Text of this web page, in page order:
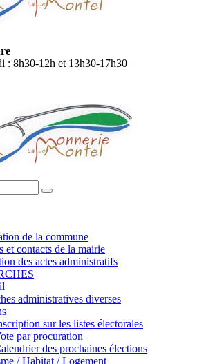
: 8h30-12h et 13h30-17h30
de la commune
et contacts de la mairie
des actes administratifs
administratives diverses
sur les listes électorales
par procuration
des prochaines élections
/ Habitat / Logement